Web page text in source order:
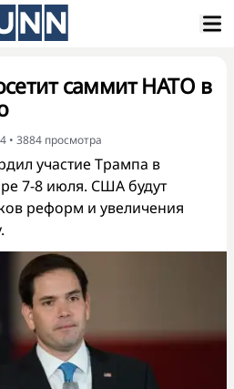
саммит НАТО в
• 3884 просмотра
участие Трампа в
7-8 июля. США будут
реформ и увеличения